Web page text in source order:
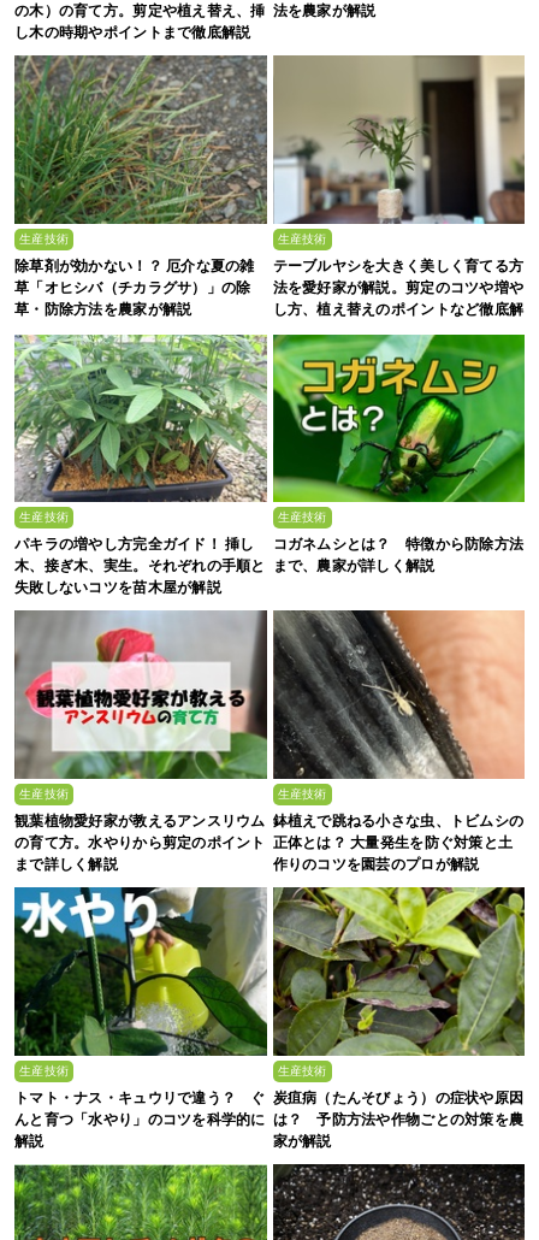
の木）の育て方。剪定や植え替え、挿
し木の時期やポイントまで徹底解説
法を農家が解説
生産技術
除草剤が効かない！？ 厄介な夏の雑
草「オヒシバ（チカラグサ）」の除
草・防除方法を農家が解説
生産技術
テーブルヤシを大きく美しく育てる方
法を愛好家が解説。剪定のコツや増や
し方、植え替えのポイントなど徹底解
生産技術
パキラの増やし方完全ガイド！ 挿し
木、接ぎ木、実生。それぞれの手順と
失敗しないコツを苗木屋が解説
生産技術
コガネムシとは？ 特徴から防除方法
まで、農家が詳しく解説
生産技術
観葉植物愛好家が教えるアンスリウム
の育て方。水やりから剪定のポイント
まで詳しく解説
生産技術
鉢植えで跳ねる小さな虫、トビムシの
正体とは？ 大量発生を防ぐ対策と土
作りのコツを園芸のプロが解説
生産技術
トマト・ナス・キュウリで違う？ ぐ
んと育つ「水やり」のコツを科学的に
解説
生産技術
炭疽病（たんそびょう）の症状や原因
は？ 予防方法や作物ごとの対策を農
家が解説